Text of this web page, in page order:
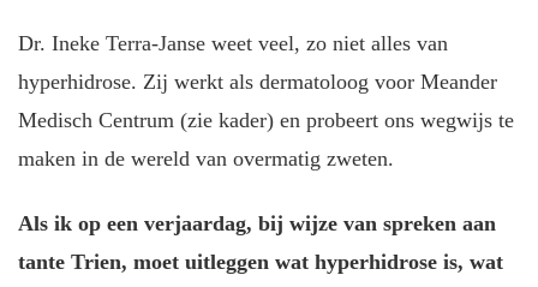
Dr. Ineke Terra-Janse weet veel, zo niet alles van
hyperhidrose. Zij werkt als dermatoloog voor Meander
Medisch Centrum (zie kader) en probeert ons wegwijs te
maken in de wereld van overmatig zweten.
Als ik op een verjaardag, bij wijze van spreken aan
tante Trien, moet uitleggen wat hyperhidrose is, wat